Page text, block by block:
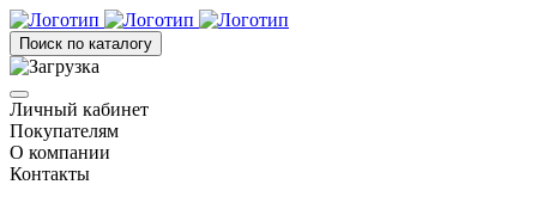
Поиск по каталогу
Личный кабинет
Покупателям
О компании
Контакты